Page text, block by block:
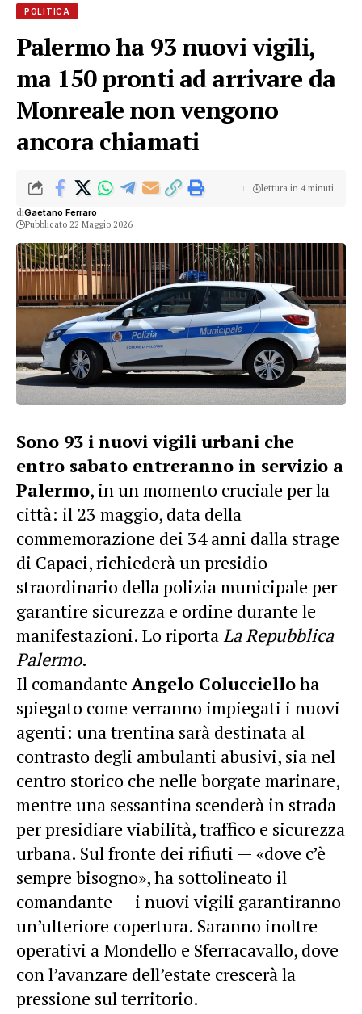
POLITICA
Palermo ha 93 nuovi vigili,
ma 150 pronti ad arrivare da
Monreale non vengono
ancora chiamati
diGaetano Ferraro
Pubblicato 22 Maggio 2026
lettura in 4 minuti
Sono 93 i nuovi vigili urbani che
entro sabato entreranno in servizio a
Palermo, in un momento cruciale per la
città: il 23 maggio, data della
commemorazione dei 34 anni dalla strage
di Capaci, richiederà un presidio
straordinario della polizia municipale per
garantire sicurezza e ordine durante le
manifestazioni. Lo riportaLa Repubblica
Palermo.
Il comandanteAngelo Coluccielloha
spiegato come verranno impiegati i nuovi
agenti: una trentina sarà destinata al
contrasto degli ambulanti abusivi, sia nel
centro storico che nelle borgate marinare,
mentre una sessantina scenderà in strada
per presidiare viabilità, traffico e sicurezza
urbana. Sul fronte dei rifiuti — «dove c’è
sempre bisogno», ha sottolineato il
comandante — i nuovi vigili garantiranno
un’ulteriore copertura. Saranno inoltre
operativi a Mondello e Sferracavallo, dove
con l’avanzare dell’estate crescerà la
pressione sul territorio.